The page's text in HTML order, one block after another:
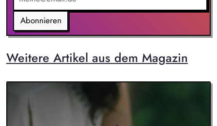
Abonnieren
Weitere Artikel aus dem Magazin